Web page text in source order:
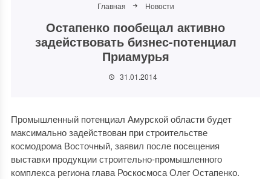
Главная Новости
Остапенко пообещал активно
задействовать бизнес-потенциал
Приамурья
31.01.2014
Промышленный потенциал Амурской области будет
максимально задействован при строительстве
космодрома Восточный, заявил после посещения
выставки продукции строительно-промышленного
комплекса региона глава Роскосмоса Олег Остапенко.